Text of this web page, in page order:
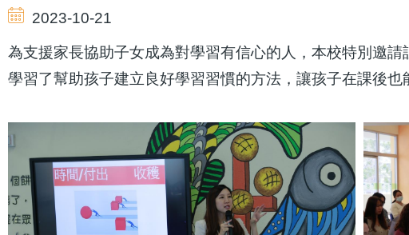
2023-10-21
為支援家長協助子女成為對學習有信心的人，本校特別邀
學習了幫助孩子建立良好學習習慣的方法，讓孩子在課後也